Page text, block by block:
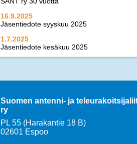
16.9.2025
Jäsentiedote syyskuu 2025
1.7.2025
Jäsentiedote kesäkuu 2025
>>
Suomen antenni- ja
ry
PL 55 (Harakantie 18 B)
02601 Espoo